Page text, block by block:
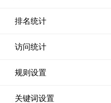
排名统计
访问统计
规则设置
关键词设置